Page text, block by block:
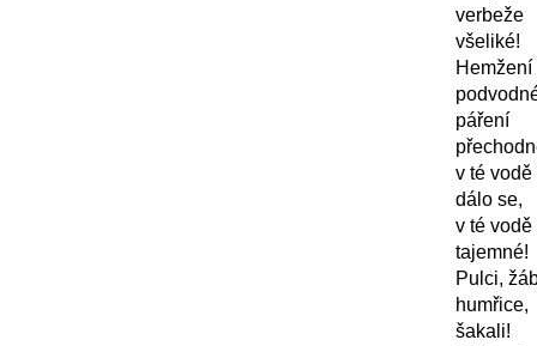
verbeže
všeliké!
Hemžení
páření
v té vodě
dálo se,
v té vodě
tajemné!
Pulci,
humřice,
šakali!